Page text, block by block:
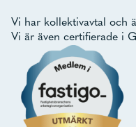
Vi har kollektivavtal och
Vi är även certifierade i